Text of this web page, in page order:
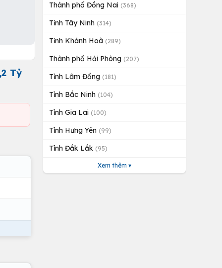
Tỷ
Thành phố Đồng Nai (368)
Tỉnh Tây Ninh (314)
Tỉnh Khánh Hoà (289)
Thành phố Hải Phòng (207)
Tỉnh Lâm Đồng (181)
Tỉnh Bắc Ninh (104)
Tỉnh Gia Lai (100)
Tỉnh Hưng Yên (99)
Tỉnh Đắk Lắk (95)
Xem thêm ▾